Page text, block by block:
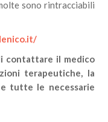
sono rintracciabili
contattare il medico
terapeutiche, la
tutte le necessarie